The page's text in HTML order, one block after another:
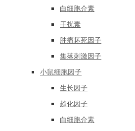
白细胞介素
干扰素
肿瘤坏死因子
集落刺激因子
小鼠细胞因子
生长因子
趋化因子
白细胞介素